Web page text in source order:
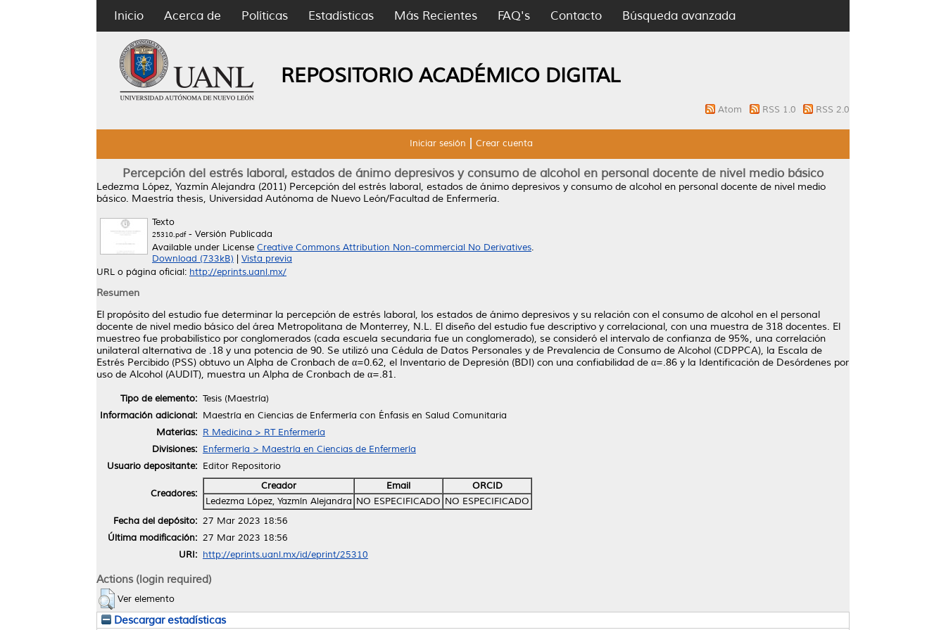
Inicio Acerca de Políticas Estadísticas Más Recientes FAQ's Contacto Búsqueda avanzada
REPOSITORIO ACADÉMICO DIGITAL
Atom RSS 1.0 RSS 2.0
Iniciar sesión Crear cuenta
Percepción del estrés laboral, estados de ánimo depresivos y consumo de alcohol en personal docente de nivel medio básico
Ledezma López, Yazmín Alejandra (2011) Percepción del estrés laboral, estados de ánimo depresivos y consumo de alcohol en personal docente de nivel medio
básico. Maestría thesis, Universidad Autónoma de Nuevo León/Facultad de Enfermería.
Texto
25310.pdf- Versión Publicada
Available under License Creative Commons Attribution Non-commercial No Derivatives.
Download (733kB)
Vista previa
URL o página oficial: http://eprints.uanl.mx/
Resumen
El propósito del estudio fue determinar la percepción de estrés laboral, los estados de ánimo depresivos y su relación con el consumo de alcohol en el personal
docente de nivel medio básico del área Metropolitana de Monterrey, N.L. El diseño del estudio fue descriptivo y correlacional, con una muestra de 318 docentes. El
muestreo fue probabilístico por conglomerados (cada escuela secundaria fue un conglomerado), se consideró el intervalo de confianza de 95%, una correlación
unilateral alternativa de .18 y una potencia de 90. Se utilizó una Cédula de Datos Personales y de Prevalencia de Consumo de Alcohol (CDPPCA), la Escala de
Estrés Percibido (PSS) obtuvo un Alpha de Cronbach de α=0.62, el Inventario de Depresión (BDI) con una confiabilidad de α=.86 y la Identificación de Desórdenes por
uso de Alcohol (AUDIT), muestra un Alpha de Cronbach de α=.81.
Tipo de elemento: Tesis (Maestría)
Información adicional: Maestría en Ciencias de Enfermería con Énfasis en Salud Comunitaria
Materias: R Medicina > RT Enfermería
Divisiones: Enfermería > Maestría en Ciencias de Enfermería
Usuario depositante: Editor Repositorio
Creadores:
Creador Email
ORCID
Ledezma López, Yazmín Alejandra NO ESPECIFICADO NO ESPECIFICADO
Fecha del depósito: 27 Mar 2023 18:56
Última modificación: 27 Mar 2023 18:56
URI: http://eprints.uanl.mx/id/eprint/25310
Actions (login required)
Ver elemento
Descargar estadísticas